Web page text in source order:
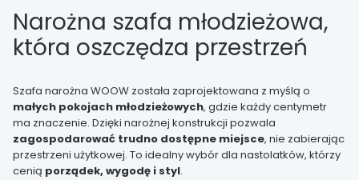
Narożna szafa młodzieżowa,
która oszczędza przestrzeń
Szafa narożna WOOW została zaprojektowana z myślą o
małych pokojach młodzieżowych, gdzie każdy centymetr
ma znaczenie. Dzięki narożnej konstrukcji pozwala
zagospodarować trudno dostępne miejsce, nie zabierając
przestrzeni użytkowej. To idealny wybór dla nastolatków, którzy
cenią porządek, wygodę i styl.